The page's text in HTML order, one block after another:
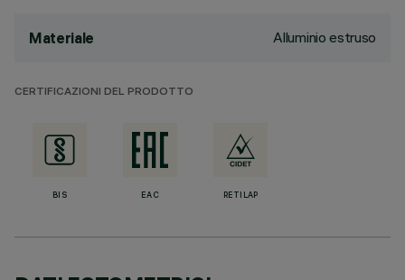
Materiale Alluminio estruso
CERTIFICAZIONI DEL PRODOTTO
BIS EAC RETILAP